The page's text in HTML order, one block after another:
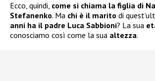
Ecco, quindi, come si chiama la figlia di
Stefanenko. Ma chi è il marito di
anni ha il padre Luca Sabbioni? La sua
conosciamo così come la sua altezza.